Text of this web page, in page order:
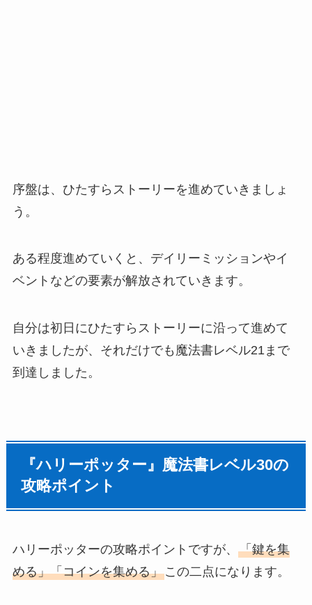
序盤は、ひたすらストーリーを進めていきましょ
う。
ある程度進めていくと、デイリーミッションやイ
ベントなどの要素が解放されていきます。
自分は初日にひたすらストーリーに沿って進めて
いきましたが、それだけでも魔法書レベル21まで
到達しました。
『ハリーポッター』魔法書レベル30の
攻略ポイント
ハリーポッターの攻略ポイントですが、 「鍵を集
める」「コインを集める」この二点になります。